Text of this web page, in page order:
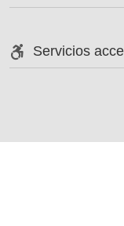
Servicios